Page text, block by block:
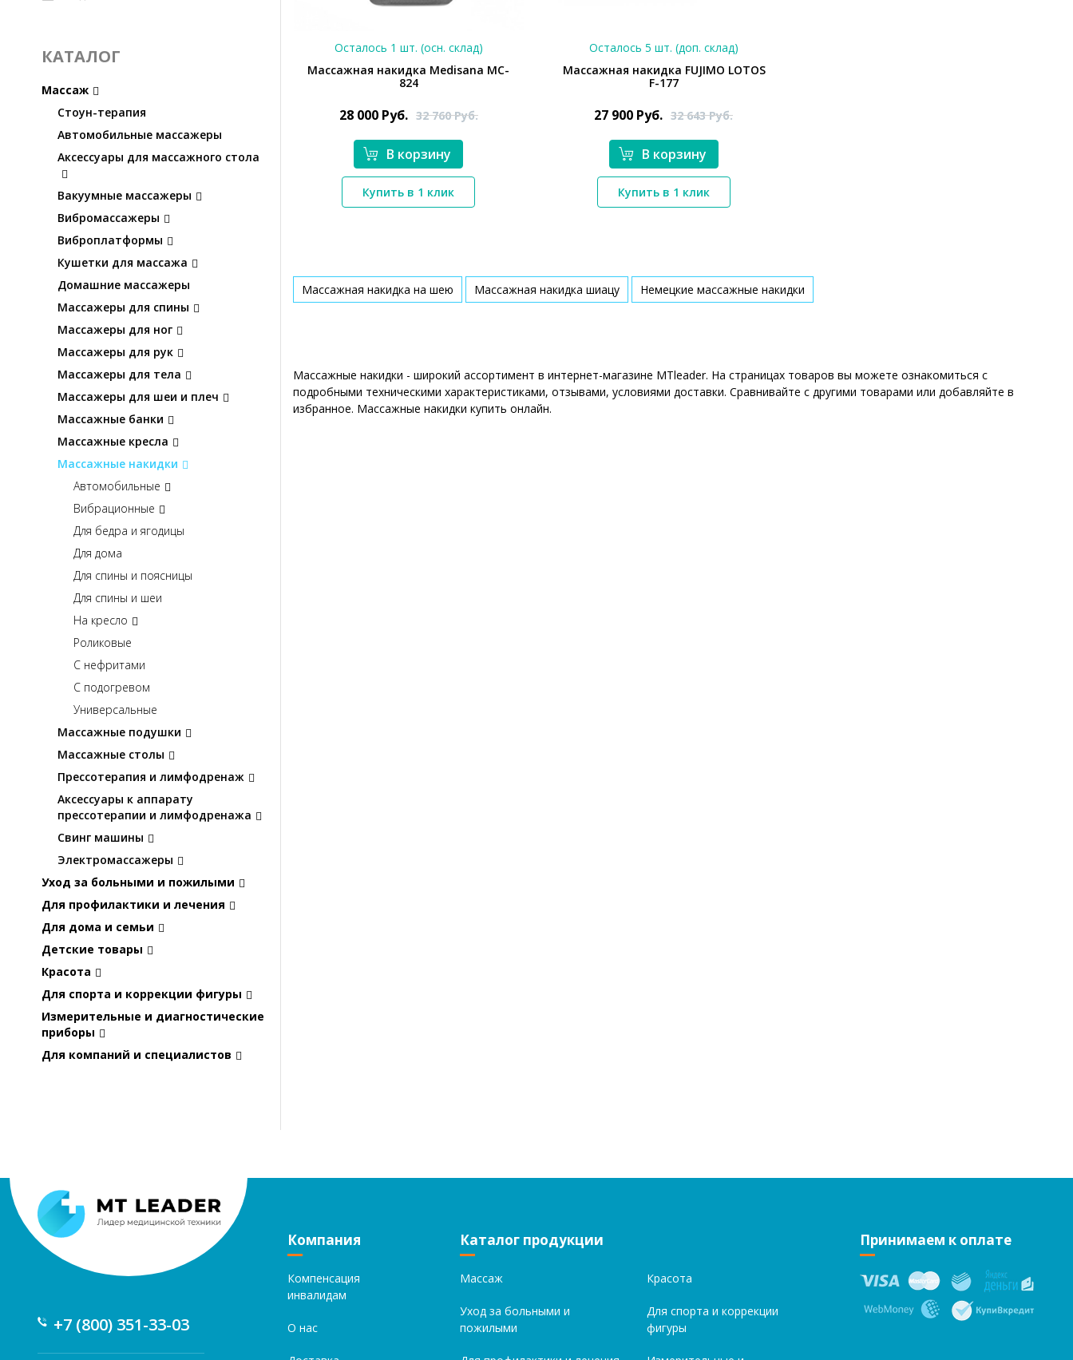
КАТАЛОГ
Массаж
Стоун-терапия
Автомобильные массажеры
Аксессуары для массажного стола
Вакуумные массажеры
Вибромассажеры
Виброплатформы
Кушетки для массажа
Домашние массажеры
Массажеры для спины
Массажеры для ног
Массажеры для рук
Массажеры для тела
Массажеры для шеи и плеч
Массажные банки
Массажные кресла
Массажные накидки
Автомобильные
Вибрационные
Для бедра и ягодицы
Для дома
Для спины и поясницы
Для спины и шеи
На кресло
Роликовые
С нефритами
С подогревом
Универсальные
Массажные подушки
Массажные столы
Прессотерапия и лимфодренаж
Аксессуары к аппарату
прессотерапии и лимфодренажа
Свинг машины
Электромассажеры
Уход за больными и пожилыми
Для профилактики и лечения
Для дома и семьи
Детские товары
Красота
Для спорта и коррекции фигуры
Измерительные и диагностические
приборы
Для компаний и специалистов
*}
Осталось 1 шт. (осн. склад)
Массажная накидка Medisana MC-
824
28 000 Руб. 32 760Руб.
В корзину
Купить в 1 клик
*}
Осталось 5 шт. (доп. склад)
Массажная накидка FUJIMO LOTOS
F-177
27 900 Руб. 32 643Руб.
В корзину
Купить в 1 клик
Массажная накидка на шею Массажная накидка шиацу Немецкие массажные накидки
Массажные накидки - широкий ассортимент в интернет-магазине MTleader. На страницах товаров вы можете ознакомиться с
подробными техническими характеристиками, отзывами, условиями доставки. Сравнивайте с другими товарами или добавляйте в
избранное. Массажные накидки купить онлайн.
+7 (800) 351-33-03
Компания
Компенсация
инвалидам
О нас
Каталог продукции
Массаж
Уход за больными и
пожилыми
Красота
Для спорта и коррекции
фигуры
Принимаем к оплате